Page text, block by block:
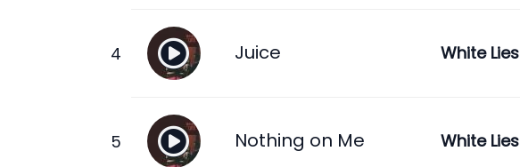
Juice White Lies
Nothing on Me White Lies